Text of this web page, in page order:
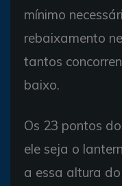
mínimo
rebaixamento
tantos
baixo.
Os 23 pontos
ele seja o
a essa altura